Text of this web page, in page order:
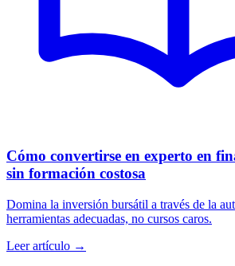
Cómo convertirse en experto en
sin formación costosa
Domina la inversión bursátil a través de la
herramientas adecuadas, no cursos caros.
Leer artículo →